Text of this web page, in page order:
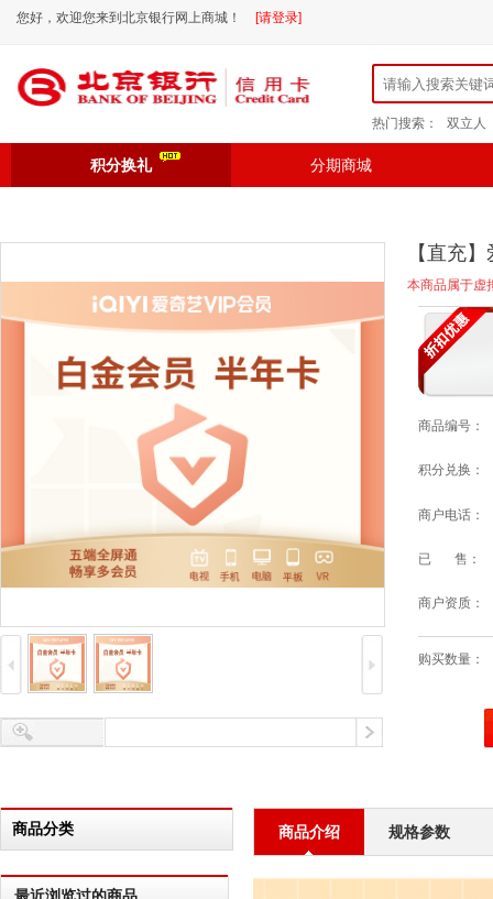
您好，欢迎您来到北京银行网上商城！ [请登录]
热门搜索： 双立人
积分换礼 分期商城
【直充
本商品属于虚
商品编号：
积分兑换：
商户电话：
已 售：
商户资质：
购买数量：
商品分类 商品介绍 规格参数